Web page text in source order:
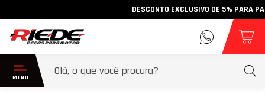
DESCONTO EXCLUSIVO DE 5% PARA